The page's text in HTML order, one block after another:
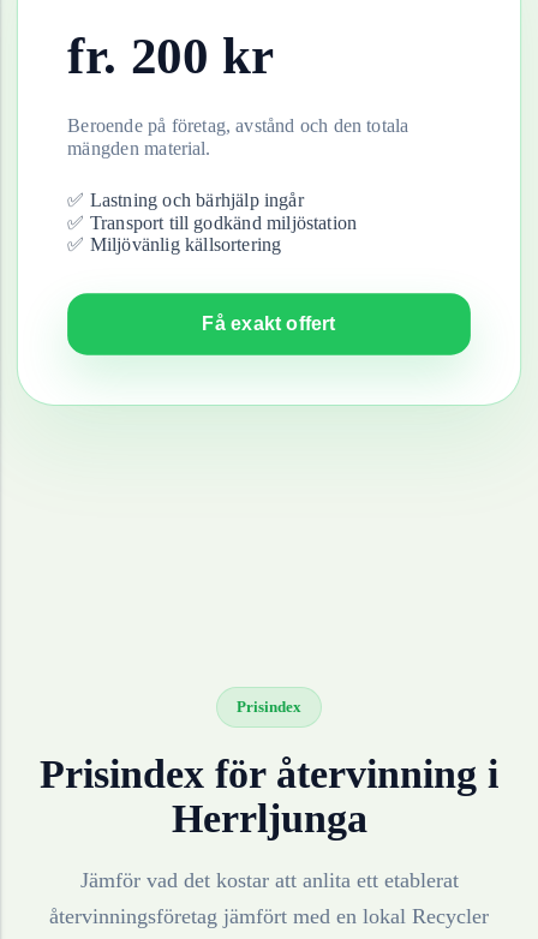
fr. 200 kr
Beroende på företag, avstånd och den totala
mängden material.
✅ Lastning och bärhjälp ingår
✅ Transport till godkänd miljöstation
✅ Miljövänlig källsortering
Få exakt offert
Prisindex
Prisindex för återvinning i
Herrljunga
Jämför vad det kostar att anlita ett etablerat
återvinningsföretag jämfört med en lokal Recycler